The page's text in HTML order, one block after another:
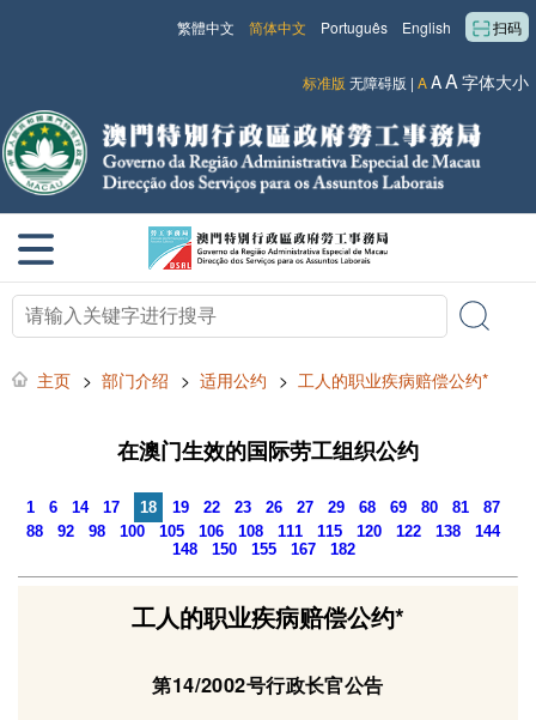
扫码
English
Português
简体中文
繁體中文
标准版 无障碍版 | AAA字体大小
主页 > 部门介绍 > 适用公约 > 工人的职业疾病赔偿公约*
在澳门生效的国际劳工组织公约
1 6 14 17 18 19 22 23 26 27 29 68 69 80 81
87
88
92 98 100 105 106 108 111 115 120 122 138
144
148
150 155 167 182
工人的职业疾病赔偿公约*
第14/2002号行政长官公告